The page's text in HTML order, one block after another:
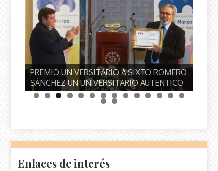
PREMIO UNIVERSITARIO A SIXTO ROMERO
SÁNCHEZ UN UNIVERSITARIO AUTENTICO
Enlaces de interés